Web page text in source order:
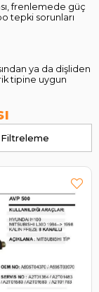
frenlemede güç
tepki sorunları
ya da dişliden
tipine uygun
Filtreleme